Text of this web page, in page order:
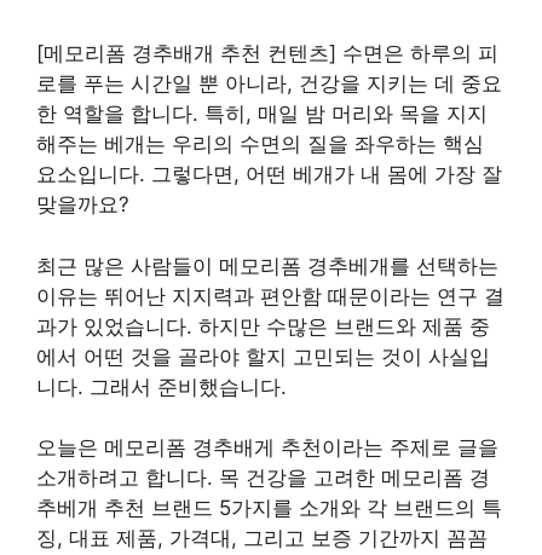
[메모리폼 경추배개 추천 컨텐츠] 수면은 하루의 피
로를 푸는 시간일 뿐 아니라, 건강을 지키는 데 중요
한 역할을 합니다. 특히, 매일 밤 머리와 목을 지지
해주는 베개는 우리의 수면의 질을 좌우하는 핵심
요소입니다. 그렇다면, 어떤 베개가 내 몸에 가장 잘
맞을까요?
최근 많은 사람들이 메모리폼 경추베개를 선택하는
이유는 뛰어난 지지력과 편안함 때문이라는 연구 결
과가 있었습니다. 하지만 수많은 브랜드와 제품 중
에서 어떤 것을 골라야 할지 고민되는 것이 사실입
니다. 그래서 준비했습니다.
오늘은 메모리폼 경추배게 추천이라는 주제로 글을
소개하려고 합니다. 목 건강을 고려한 메모리폼 경
추베개 추천 브랜드 5가지를 소개와 각 브랜드의 특
징, 대표 제품, 가격대, 그리고 보증 기간까지 꼼꼼